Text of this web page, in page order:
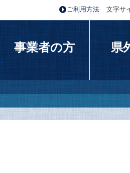
ご利用方法 文字サ
事業者の方 県